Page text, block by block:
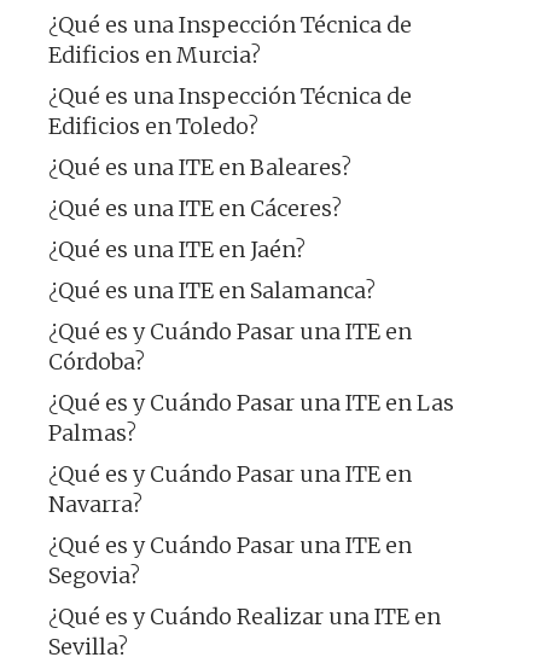
¿Qué es una Inspección Técnica de
Edificios en Murcia?
¿Qué es una Inspección Técnica de
Edificios en Toledo?
¿Qué es una ITE en Baleares?
¿Qué es una ITE en Cáceres?
¿Qué es una ITE en Jaén?
¿Qué es una ITE en Salamanca?
¿Qué es y Cuándo Pasar una ITE en
Córdoba?
¿Qué es y Cuándo Pasar una ITE en Las
Palmas?
¿Qué es y Cuándo Pasar una ITE en
Navarra?
¿Qué es y Cuándo Pasar una ITE en
Segovia?
¿Qué es y Cuándo Realizar una ITE en
Sevilla?